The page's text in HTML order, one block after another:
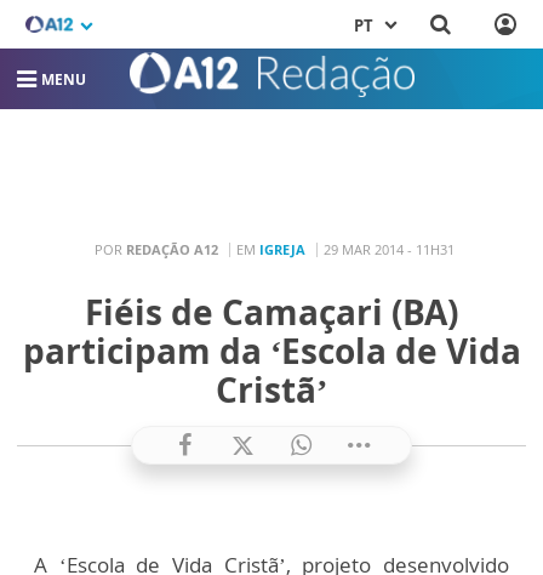
PT
MENU
POR REDAÇÃO A12 EM IGREJA 29 MAR 2014 - 11H31
Fiéis de Camaçari (BA)
participam da ‘Escola de Vida
Cristã’
A ‘Escola de Vida Cristã’, projeto desenvolvido